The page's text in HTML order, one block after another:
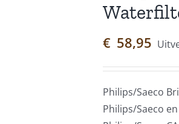
€ 58,95
Philips/Saeco
Philips/Saeco